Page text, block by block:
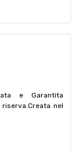
e Garantita
riserva.Creata nel